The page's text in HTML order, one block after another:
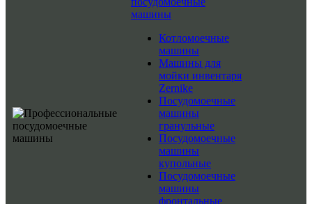
машины
Котломоечные
машины
Машины для
мойки инвентаря
Zernike
Посудомоечные
машины
гранульные
Посудомоечные
машины
купольные
Посудомоечные
машины
фронтальные